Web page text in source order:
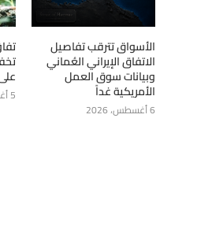
الأسواق تترقب تفاصيل
الاتفاق الإيراني العُماني
وبيانات سوق العمل
الأمريكية غداً
6 أغسطس، 2026
5 أغسطس، 2026